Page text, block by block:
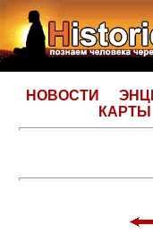
НОВОСТИ
КАРТЫ